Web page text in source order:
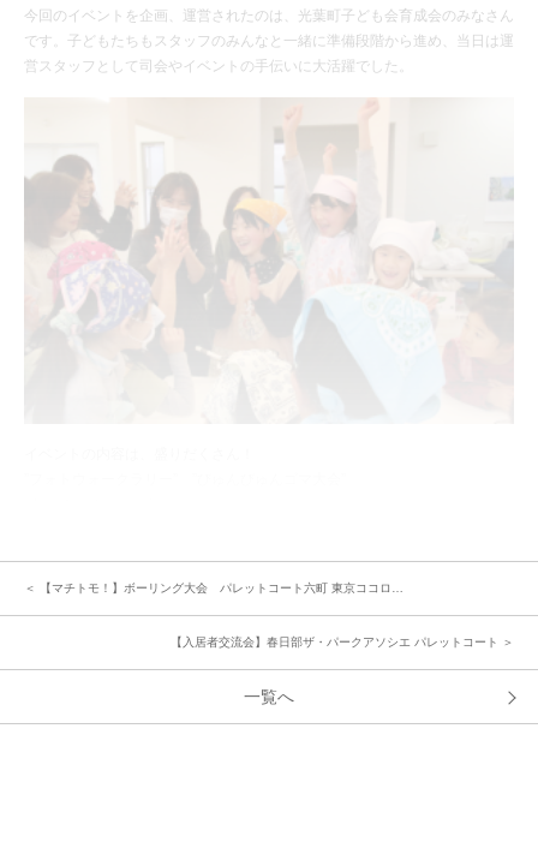
今回のイベントを企画、運営されたのは、光葉町子ども会育成会のみなさん
です。子どもたちもスタッフのみんなと一緒に準備段階から進め、当日は運
営スタッフとして司会やイベントの手伝いに大活躍でした。
り応援しながら、楽しそうな子どもたちの様子に笑顔になれたそうです。ゲ
＜ 【マチトモ！】ボーリング大会 パレットコート六町 東京ココロ…
【入居者交流会】春日部ザ・パークアソシエ パレットコート ＞
一覧へ